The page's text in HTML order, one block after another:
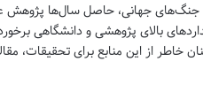
جنگ‌های جهانی، حاصل سال‌ها پژوهش
بالای پژوهشی و دانشگاهی
خاطر از این منابع برای تحقیقات،